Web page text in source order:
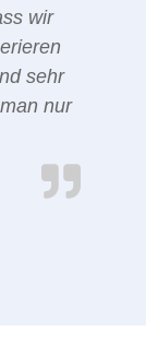
wir
sehr
nur